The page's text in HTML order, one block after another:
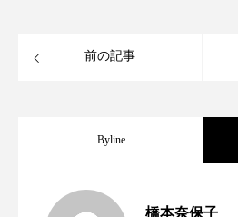
サロンクレンジング
スカルプ クレンジング 頻度
前の記事
Byline
橋本奈保子
2023.06.30